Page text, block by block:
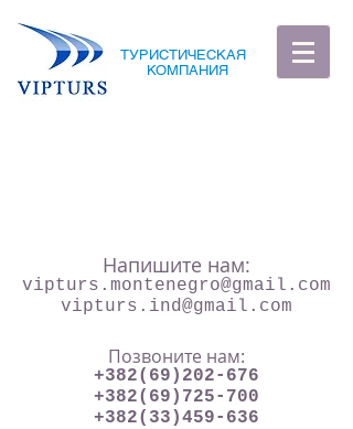
ТУРИСТИЧЕСКАЯ
КОМПАНИЯ
Напишите нам:
vipturs.montenegro@gmail.com
vipturs.ind@gmail.com
Позвоните нам:
+382(69)202-676
+382(69)725-700
+382(33)459-636